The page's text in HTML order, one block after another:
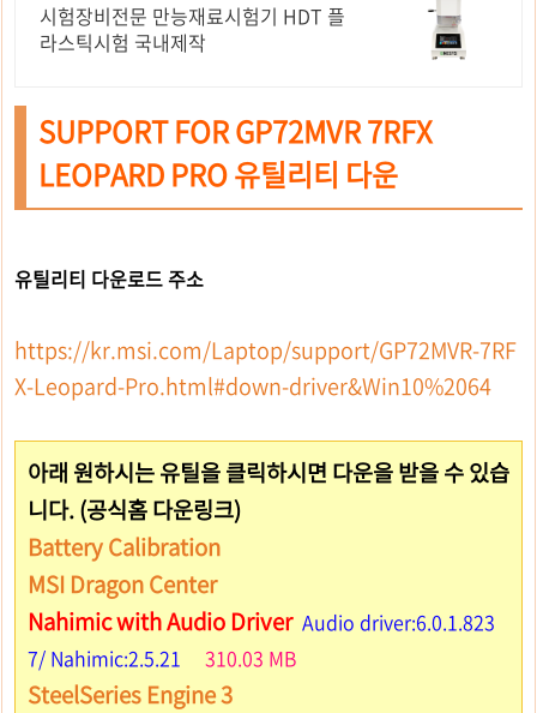
시험장비전문 만능재료시험기 HDT 플
라스틱시험 국내제작
SUPPORT FOR GP72MVR 7RFX
LEOPARD PRO 유틸리티 다운
유틸리티 다운로드 주소
https://kr.msi.com/Laptop/support/GP72MVR-7RF
X-Leopard-Pro.html#down-driver&Win10%2064
아래 원하시는 유틸을 클릭하시면 다운을 받을 수 있습
니다. (공식홈 다운링크)
Battery Calibration
MSI Dragon Center
Nahimic with Audio Driver Audio driver:6.0.1.823
7/ Nahimic:2.5.21 310.03 MB
SteelSeries Engine 3